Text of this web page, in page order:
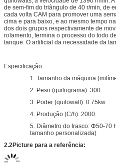
A máquina adota o poder Y802-4 o
quilowatts, a velocidade de 1390 r/min.
de sem-fim do triângulo de 40 r/min, de
cada volta CAM para promover uma
cima e para baixo, e ao mesmo tempo
dos dois grupos respectivamente de
rolamento, termina o processo do todo
Especificação:
1. Tamanho da máquina
2. Peso (quilograma): 300
3. Poder (quilowatt): 0.75kw
4. Produção (C/h): 2000
5. Diâmetro do frasco: Φ50-70
tamanho personalizada)
2.2Picture para a referência: